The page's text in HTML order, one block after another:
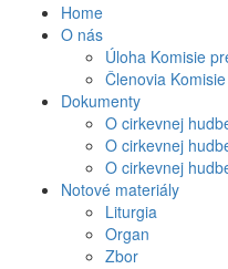
Home
O nás
Úloha Komisie
Členovia Komisie
Dokumenty
O cirkevnej
O cirkevnej
O cirkevnej
Notové materiály
Liturgia
Organ
Zbor